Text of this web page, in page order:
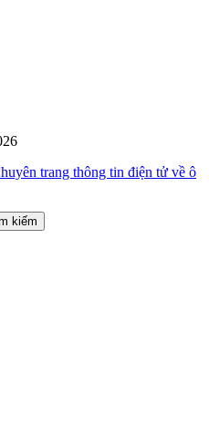
trang thông tin điện tử về ô